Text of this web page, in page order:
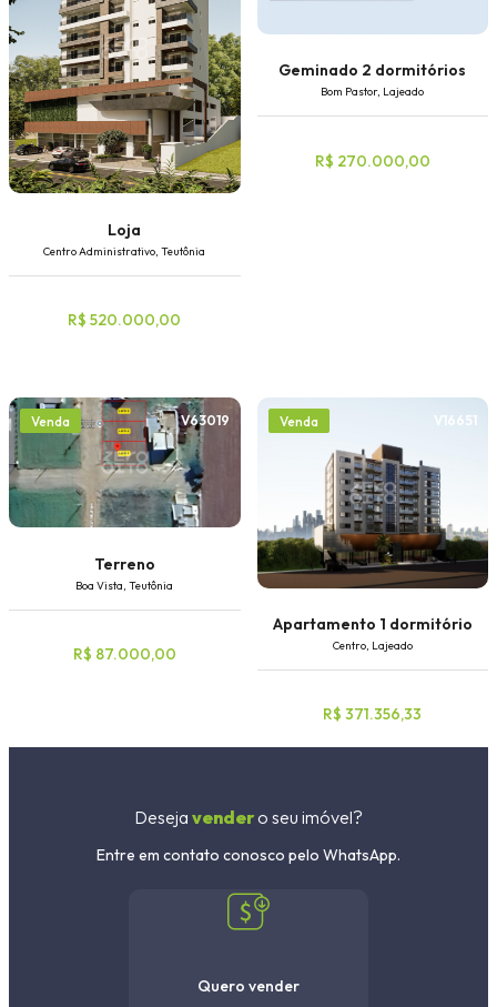
Loja
Centro Administrativo, Teutônia
R$ 520.000,00
Geminado 2 dormitórios
Bom Pastor, Lajeado
R$ 270.000,00
Venda V63019
Terreno
Boa Vista, Teutônia
R$ 87.000,00
Venda V16651
Apartamento 1 dormitório
Centro, Lajeado
R$ 371.356,33
Deseja vendero seu imóvel?
Entre em contato conosco pelo WhatsApp.
Quero vender